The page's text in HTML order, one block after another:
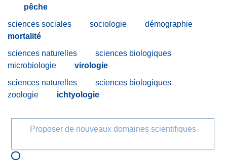
pêche
sciences sociales
sociologie
démographie
mortalité
sciences naturelles
sciences biologiques
microbiologie
virologie
sciences naturelles
sciences biologiques
zoologie
ichtyologie
Proposer de nouveaux domaines scientifiques